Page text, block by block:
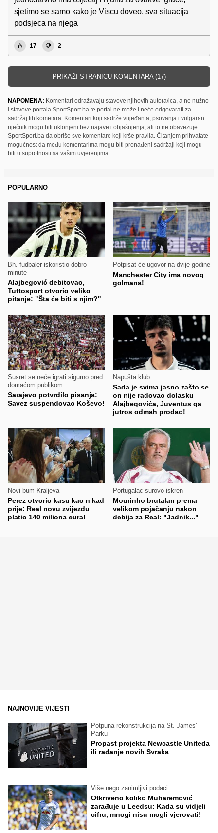
sjetimo se samo kako je Viscu doveo, sva situacija
podsjeca na njega
17 2
PRIKAŽI STRANICU KOMENTARA (17)
NAPOMENA: Komentari odražavaju stavove njihovih autora/ica, a ne nužno
i stavove portala SportSport.ba te portal ne može i neće odgovarati za
sadržaj tih kometara. Komentari koji sadrže vrijeđanja, psovanja i vulgaran
riječnik mogu biti uklonjeni bez najave i objašnjenja, ali to ne obavezuje
SportSport.ba da obriše sve komentare koji krše pravila. Čitanjem prihvatate
mogućnost da među komentarima mogu biti pronađeni sadržaji koji mogu
biti u suprotnosti sa vašim uvjerenjima.
POPULARNO
Bh. fudbaler iskoristio dobro
minute
Alajbegović debitovao,
Tuttosport otvorio veliko
pitanje: "Šta će biti s njim?"
Potpisat će ugovor na dvije godine
Manchester City ima novog
golmana!
Susret se neće igrati sigurno pred
domaćom publikom
Sarajevo potvrdilo pisanja:
Savez suspendovao Koševo!
Napušta klub
Sada je svima jasno zašto se
on nije radovao dolasku
Alajbegovića, Juventus ga
jutros odmah prodao!
Novi bum Kraljeva
Perez otvorio kasu kao nikad
prije: Real novu zvijezdu
platio 140 miliona eura!
Portugalac surovo iskren
Mourinho brutalan prema
velikom pojačanju nakon
debija za Real: "Jadnik..."
NAJNOVIJE VIJESTI
Potpuna rekonstrukcija na St. James'
Parku
Propast projekta Newcastle Uniteda
ili rađanje novih Svraka
Više nego zanimljivi podaci
Otkriveno koliko Muharemović
zarađuje u Leedsu: Kada su vidjeli
cifru, mnogi nisu mogli vjerovati!